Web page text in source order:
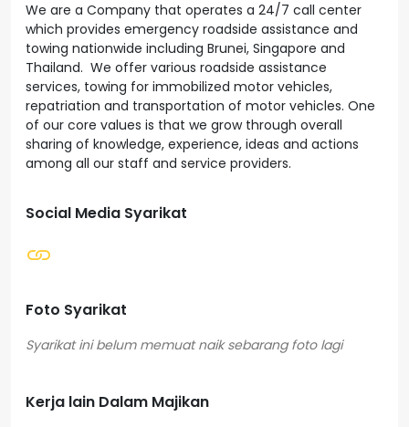
We are a Company that operates a 24/7 call center
which provides emergency roadside assistance and
towing nationwide including Brunei, Singapore and
Thailand. We offer various roadside assistance
services, towing for immobilized motor vehicles,
repatriation and transportation of motor vehicles. One
of our core values is that we grow through overall
sharing of knowledge, experience, ideas and actions
among all our staff and service providers.
Social Media Syarikat
Foto Syarikat
Kerja lain Dalam Majikan